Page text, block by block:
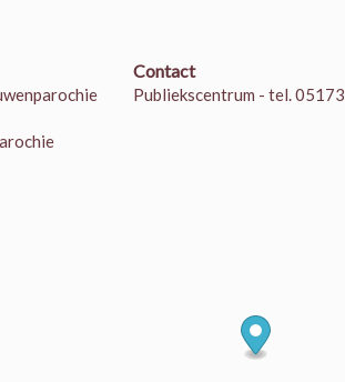
Contact
Publiekscentrum - tel.